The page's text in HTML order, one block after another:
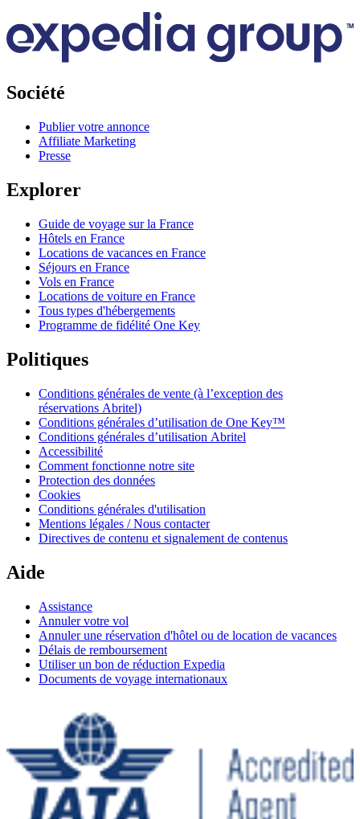
Société
Publier votre annonce
Affiliate Marketing
Presse
Explorer
Guide de voyage sur la France
Hôtels en France
Locations de vacances en France
Séjours en France
Vols en France
Locations de voiture en France
Tous types d'hébergements
Programme de fidélité One Key
Politiques
Conditions générales de vente (à l’exception des
réservations Abritel)
Conditions générales d’utilisation de One Key™
Conditions générales d’utilisation Abritel
Accessibilité
Comment fonctionne notre site
Protection des données
Cookies
Conditions générales d'utilisation
Mentions légales / Nous contacter
Directives de contenu et signalement de contenus
Aide
Assistance
Annuler votre vol
Annuler une réservation d'hôtel ou de location de vacances
Délais de remboursement
Utiliser un bon de réduction Expedia
Documents de voyage internationaux